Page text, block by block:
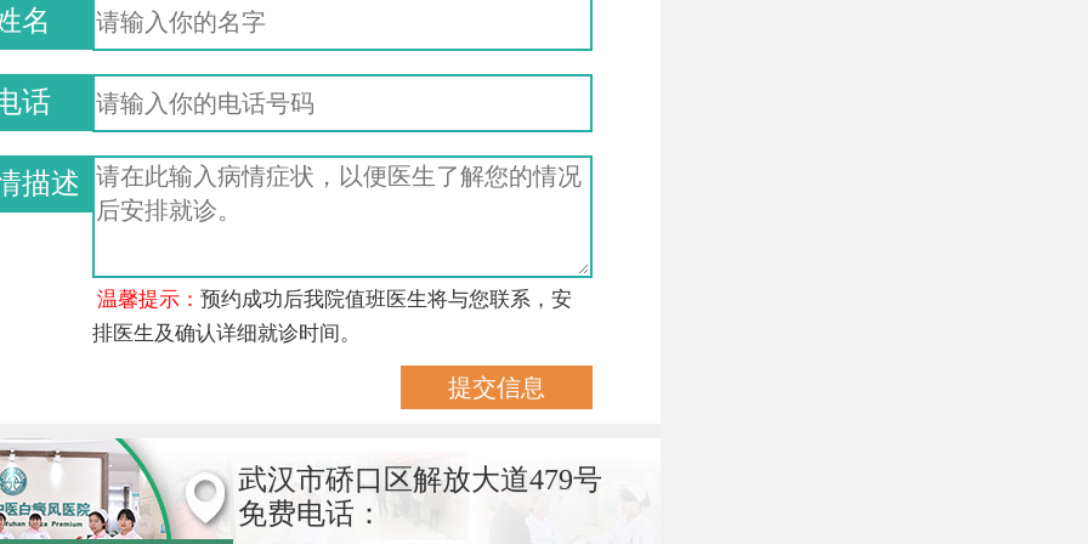
名
话
描述
温馨提示：预约成功后我院值班医生将与您联系，安
排医生及确认详细就诊时间。
武汉市硚口区解放大道479号
免费电话：